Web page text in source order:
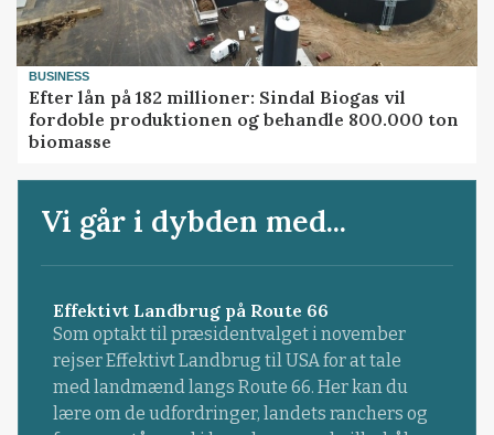
BUSINESS
Efter lån på 182 millioner: Sindal Biogas vil
fordoble produktionen og behandle 800.000 ton
biomasse
Vi går i dybden med...
Effektivt Landbrug på Route 66
Som optakt til præsidentvalget i november
rejser Effektivt Landbrug til USA for at tale
med landmænd langs Route 66. Her kan du
lære om de udfordringer, landets ranchers og